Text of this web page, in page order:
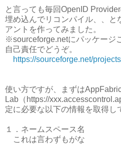
と言っても毎回OpenID
埋め込んでリコンパイル、、と
アントを作ってみました。
※sourceforge.netにパッケージ
自己責任でどうぞ。
https://sourceforge.net/
使い方ですが、まずは
Lab（https://
定に必要な以下の情報を取得し
１．ネームスペース名
これは言わずもがな